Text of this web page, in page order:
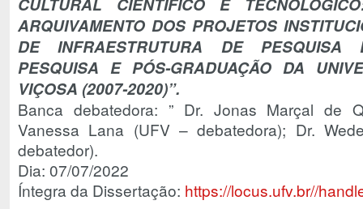
ARQUIVAMENTO DOS PROJETOS
DE INFRAESTRUTURA DE PESQUISA
PESQUISA E PÓS-GRADUAÇÃO DA
VIÇOSA (2007-2020)”.
Banca debatedora: ” Dr. Jonas Marçal de
Vanessa Lana (UFV – debatedora); Dr.
debatedor).
Dia: 07/07/2022
Íntegra da Dissertação: https://locus.ufv.br//